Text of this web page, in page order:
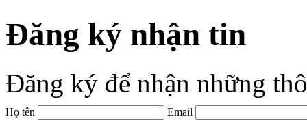
Đăng ký nhận tin
Đăng ký để nhận những
Họ tên Email